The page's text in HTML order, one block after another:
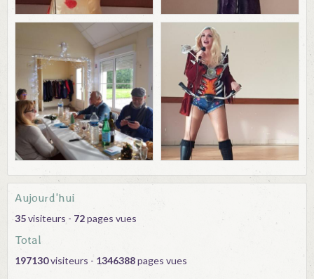
Aujourd'hui
35visiteurs - 72pages vues
Total
197130visiteurs - 1346388pages vues